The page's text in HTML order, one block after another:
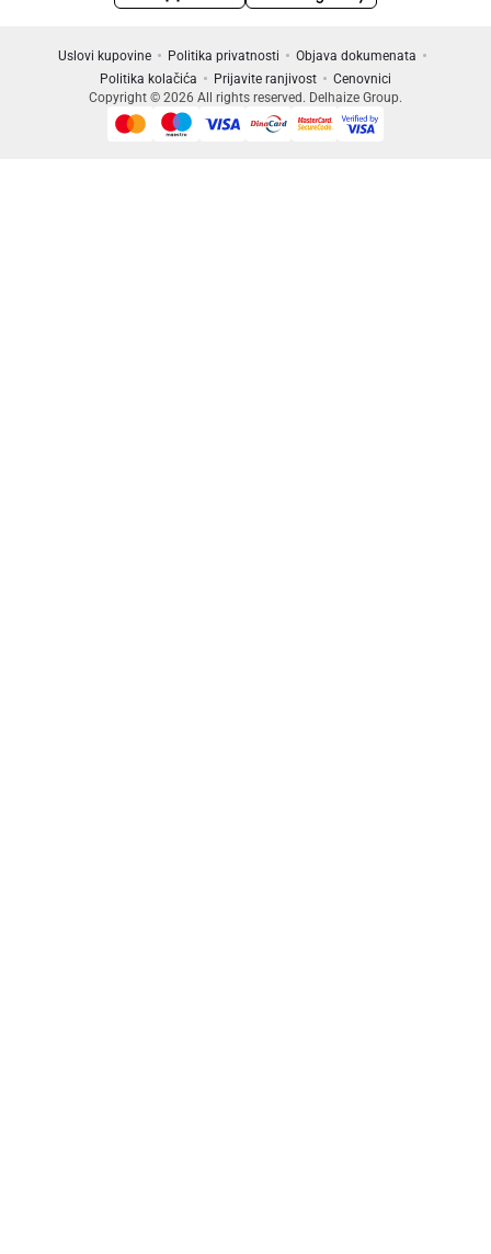
Uslovi kupovine Politika privatnosti
Objava dokumenata
Politika kolačića
Prijavite ranjivost
Cenovnici
Copyright © 2026 All rights reserved. Delhaize Group.